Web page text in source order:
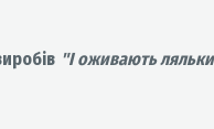
"І оживають